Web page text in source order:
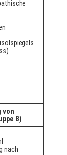
von
B)
nach